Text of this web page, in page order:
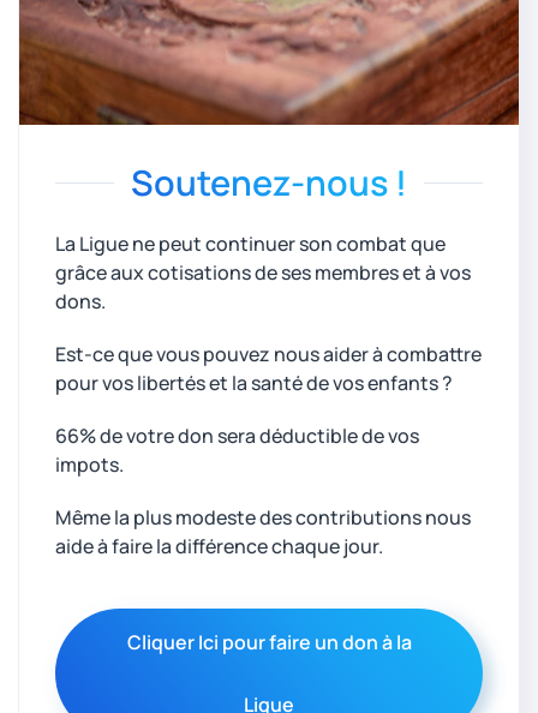
Soutenez-nous !
La Ligue ne peut continuer son combat que
grâce aux cotisations de ses membres et à vos
dons.
Est-ce que vous pouvez nous aider à combattre
pour vos libertés et la santé de vos enfants ?
66% de votre don sera déductible de vos
impots.
Même la plus modeste des contributions nous
aide à faire la différence chaque jour.
Cliquer Ici pour faire un don à la
Ligue